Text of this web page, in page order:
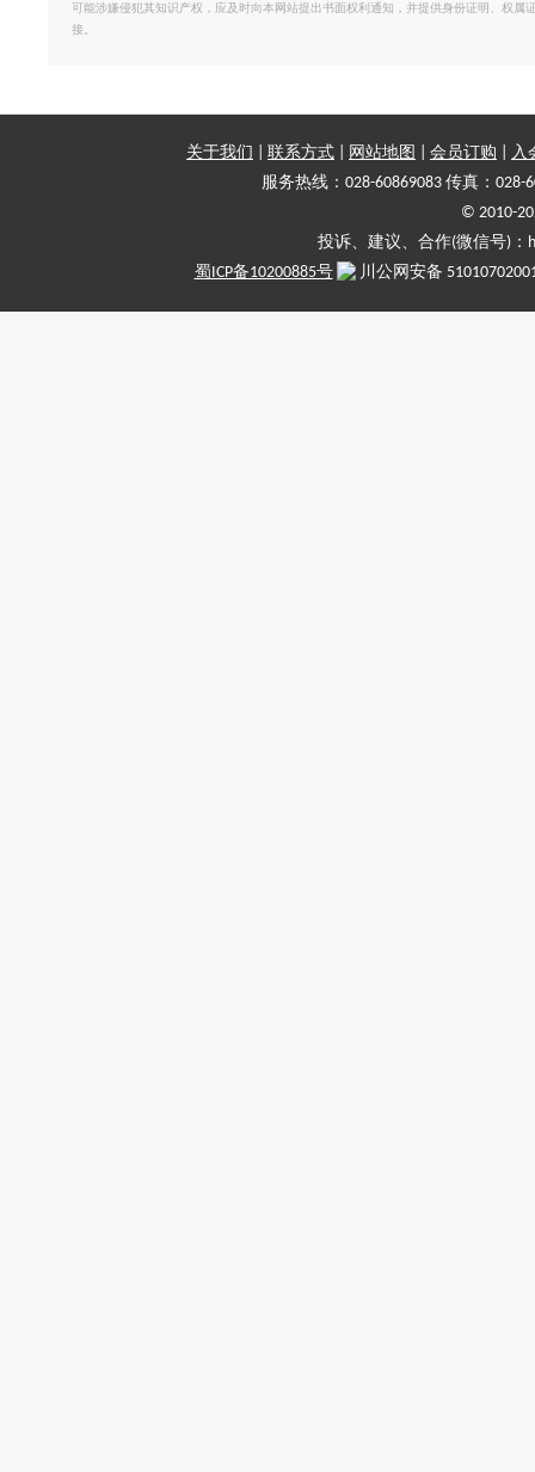
可能涉嫌侵犯其知识产权，应及时向本网站提出书面权利通知，并提供身份证明、权
接。
关于我们 联系方式 网站地图 会员订购
入
服务热线：028-60869083 传真：028-
© 2010-
投诉、建议、合作(微信号)
蜀ICP备10200885号
川公网安备